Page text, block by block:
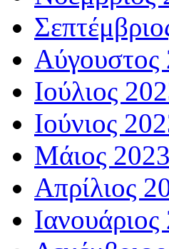
Αύγουστος
Ιούλιος
Ιούνιος
Μάιος 2023
Απρίλιος